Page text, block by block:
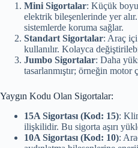
Mini Sigortalar: Küçük
elektrik bileşenlerinde yer
sistemlerde koruma sağlar.
Standart Sigortalar: Araç
kullanılır. Kolayca
Jumbo Sigortalar: Daha
tasarlanmıştır; örneğin motor
Yaygın Kodu Olan Sigortalar:
15A Sigortası (Kod: 15):
ilişkilidir. Bu sigorta aşırı
10A Sigortası (Kod: 10):